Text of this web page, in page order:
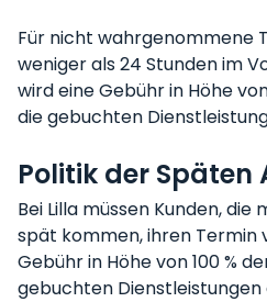
Für nicht wahrgenommene
weniger als 24 Stunden im
wird eine Gebühr in Höhe
die gebuchten
Politik der Späten
Bei Lilla müssen Kunden, die
spät kommen, ihren Termin
Gebühr in Höhe von 100 %
gebuchten